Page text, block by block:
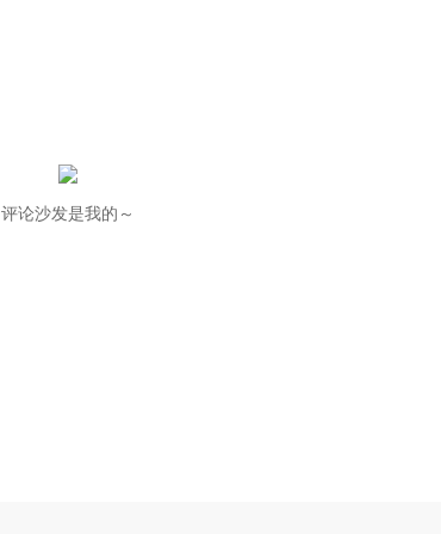
评论沙发是我的～